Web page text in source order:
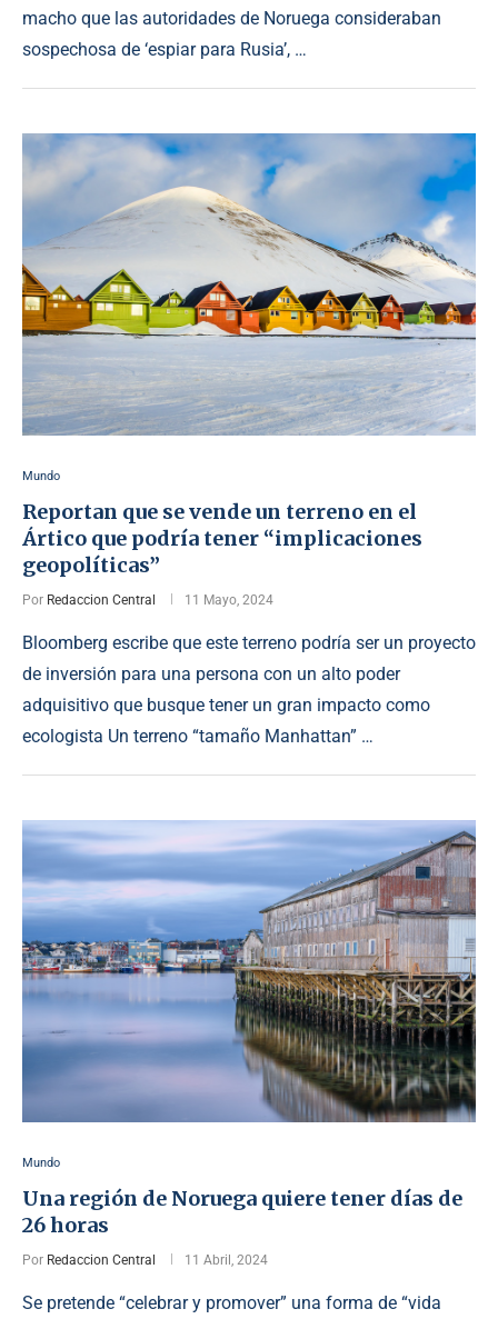
macho que las autoridades de Noruega consideraban
sospechosa de ‘espiar para Rusia’, …
Mundo
Reportan que se vende un terreno en el
Ártico que podría tener “implicaciones
geopolíticas”
Por Redaccion Central 11 Mayo, 2024
Bloomberg escribe que este terreno podría ser un proyecto
de inversión para una persona con un alto poder
adquisitivo que busque tener un gran impacto como
ecologista Un terreno “tamaño Manhattan” …
Mundo
Una región de Noruega quiere tener días de
26 horas
Por Redaccion Central 11 Abril, 2024
Se pretende “celebrar y promover” una forma de “vida